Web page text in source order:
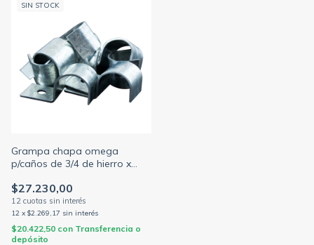
SIN STOCK
Grampa chapa omega
p/caños de 3/4 de hierro x
(MILANO)
$27.230,00
12 x $2.269,17 sin interés
$20.422,50 con Transferencia o
depósito